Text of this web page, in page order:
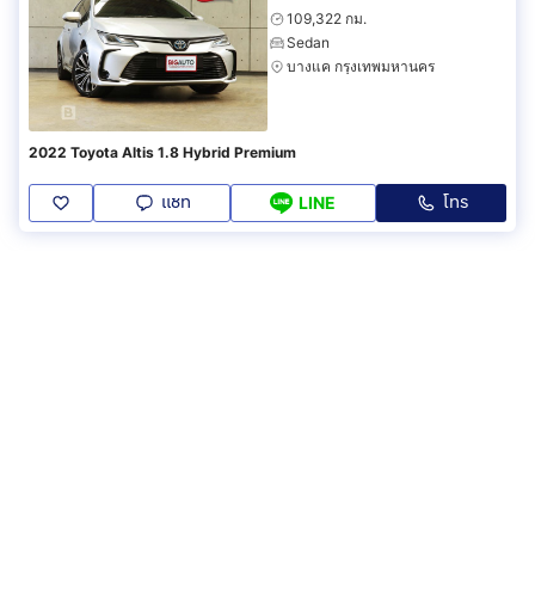
109,322 กม.
Sedan
บางแค กรุงเทพมหานคร
2022 Toyota Altis 1.8 Hybrid Premium
แชท LINE โทร